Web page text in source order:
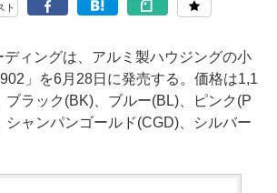
ト
ィングは、アルミ製ハウジングの小
」を6月28日に発売する。価格は1,1
ブラック(BK)、ブルー(BL)、ピンク(P
シャンパンゴールド(CGD)、シルバー